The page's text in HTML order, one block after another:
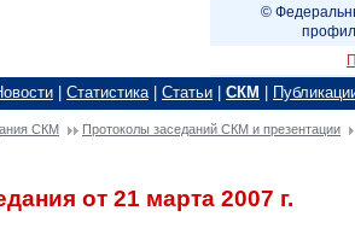
©
Статистика| Статьи СКМ
СКМ Протоколы заседаний СКМ и презентации
от 21 марта 2007 г.